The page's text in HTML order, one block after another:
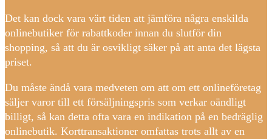
Det kan dock vara värt tiden att jämföra några enskilda
onlinebutiker för rabattkoder innan du slutför din
shopping, så att du är osvikligt säker på att anta det lägsta
priset.
Du måste ändå vara medveten om att om ett onlineföretag
säljer varor till ett försäljningspris som verkar oändligt
billigt, så kan detta ofta vara en indikation på en bedräglig
onlinebutik. Korttransaktioner omfattas trots allt av en